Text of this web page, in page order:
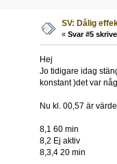
SV: Dålig
« Svar #5
Hej
Jo tidigare idag
konstant )det var
Nu kl. 00,57 är
8,1 60 min
8,2 Ej aktiv
8,3,4 20 min